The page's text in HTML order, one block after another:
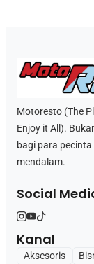
Motoresto (The
Enjoy it All).
bagi para
mendalam.
Social
Kanal
Aksesoris